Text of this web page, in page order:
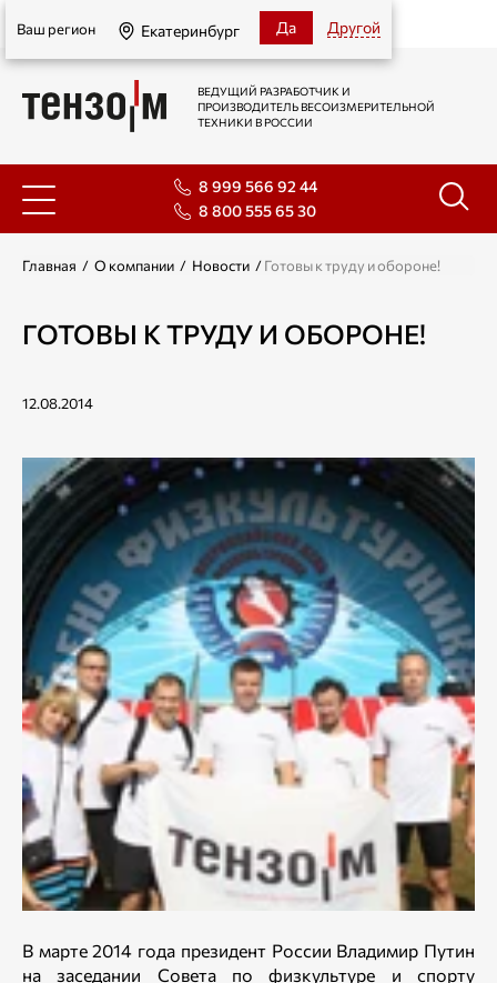
Екатеринбург
Ваш регион Екатеринбург Да Другой
ВЕДУЩИЙ РАЗРАБОТЧИК И
ПРОИЗВОДИТЕЛЬ ВЕСОИЗМЕРИТЕЛЬНОЙ
ТЕХНИКИ В РОССИИ
8 999 566 92 44
8 800 555 65 30
Главная / О компании / Новости /Готовы к труду и обороне!
ГОТОВЫ К ТРУДУ И ОБОРОНЕ!
12.08.2014
В марте 2014 года президент России Владимир Путин
на заседании Совета по физкультуре и спорту